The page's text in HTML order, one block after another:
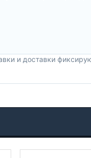
и доставки